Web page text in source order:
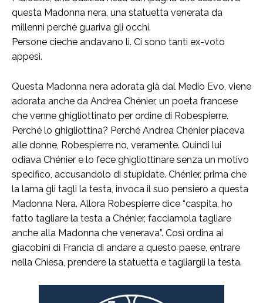
questa Madonna nera, una statuetta venerata da
millenni perché guariva gli occhi.
Persone cieche andavano lì. Ci sono tanti ex-voto
appesi.
Questa Madonna nera adorata già dal Medio Evo, viene
adorata anche da Andrea Chénier, un poeta francese
che venne ghigliottinato per ordine di Robespierre.
Perché lo ghigliottina? Perché Andrea Chénier piaceva
alle donne, Robespierre no, veramente. Quindi lui
odiava Chénier e lo fece ghigliottinare senza un motivo
specifico, accusandolo di stupidate. Chénier, prima che
la lama gli tagli la testa, invoca il suo pensiero a questa
Madonna Nera. Allora Robespierre dice “caspita, ho
fatto tagliare la testa a Chénier, facciamola tagliare
anche alla Madonna che venerava”. Così ordina ai
giacobini di Francia di andare a questo paese, entrare
nella Chiesa, prendere la statuetta e tagliargli la testa.